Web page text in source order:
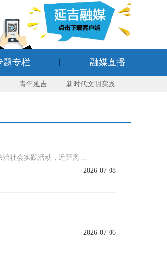
题专栏 融媒直播
青年延吉 新时代文明实践
社会实践活动，近距离 ...
2026-07-08
2026-07-06